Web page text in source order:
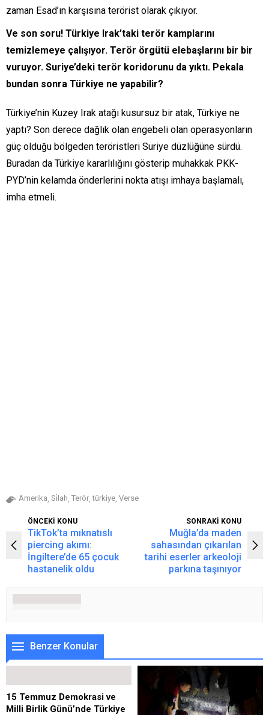
zaman Esad’ın karşısına terörist olarak çıkıyor.
Ve son soru! Türkiye Irak’taki terör kamplarını
temizlemeye çalışıyor. Terör örgütü elebaşlarını bir bir
vuruyor. Suriye’deki terör koridorunu da yıktı. Pekala
bundan sonra Türkiye ne yapabilir?
Türkiye’nin Kuzey Irak atağı kusursuz bir atak, Türkiye ne
yaptı? Son derece dağlık olan engebeli olan operasyonların
güç olduğu bölgeden teröristleri Suriye düzlüğüne sürdü.
Buradan da Türkiye kararlılığını gösterip muhakkak PKK-
PYD’nin kelamda önderlerini nokta atışı imhaya başlamalı,
imha etmeli.
Amerika, Si̇lah, Terör,türkiye, Verse
ÖNCEKİ KONU
TikTok’ta mıknatıslı
piercing akımı:
İngiltere’de 65 çocuk
hastanelik oldu
SONRAKİ KONU
Muğla’da maden
sahasından çıkarılan
tarihi eserler arkeoloji
parkına taşınıyor
Benzer Konular
15 Temmuz Demokrasi ve
Milli Birlik Günü’nde Türkiye